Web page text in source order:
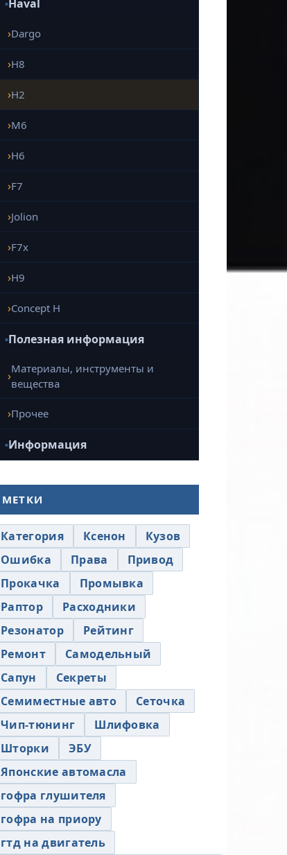
Haval
Dargo
H8
H2
M6
H6
F7
Jolion
F7x
H9
Concept H
Полезная информация
Материалы, инструменты и
вещества
Прочее
Информация
МЕТКИ
Категория Ксенон
Кузов
Ошибка
Права
Привод
Прокачка
Промывка
Раптор
Расходники
Резонатор
Рейтинг
Ремонт
Самодельный
Сапун
Секреты
Семиместные авто
Сеточка
Чип-тюнинг
Шлифовка
Шторки
ЭБУ
Японские автомасла
гофра глушителя
гофра на приору
гтд на двигатель